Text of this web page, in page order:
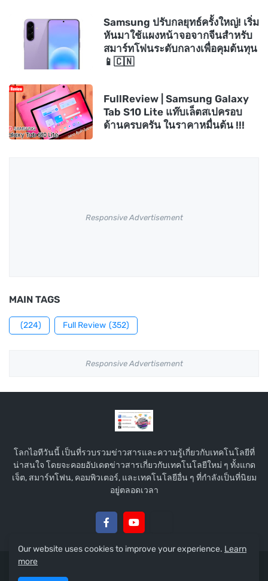
Samsung ปรับกลยุทธ์ครั้งใหญ่! เริ่ม
หันมาใช้แผงหน้าจอจากจีนสำหรับ
สมาร์ทโฟนระดับกลางเพื่อคุมต้นทุน
📱🇨🇳
FullReview | Samsung Galaxy
Tab S10 Lite แท๊บเล็ตสเปครอบ
ด้านครบครัน ในราคาหมื่นต้น !!!
Responsive Advertisement
MAIN TAGS
(224) Full Review (352)
Responsive Advertisement
โลกไอทีวันนี้ เป็นที่รวบรวมข่าวสารและความรู้เกี่ยวกับเทคโนโลยีที่
น่าสนใจ โดยจะคอยอัปเดตข่าวสารเกี่ยวกับเทคโนโลยีใหม่ ๆ ทั้งแกด
เจ็ต, สมาร์ทโฟน, คอมพิวเตอร์, และเทคโนโลยีอื่น ๆ ที่กำลังเป็นที่นิยม
อยู่ตลอดเวลา
Our website uses cookies to improve your experience. Learn
more